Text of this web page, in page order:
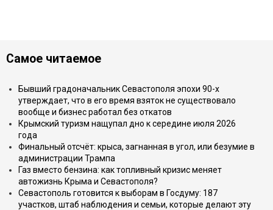
Самое читаемое
Бывший градоначальник Севастополя эпохи 90-х
утверждает, что в его время взяток не существовало
вообще и бизнес работал без откатов
Крымский туризм нащупал дно к середине июля 2026
года
Финальный отсчёт: крыса, загнанная в угол, или безумие в
администрации Трампа
Газ вместо бензина: как топливный кризис меняет
автожизнь Крыма и Севастополя?
Севастополь готовится к выборам в Госдуму: 187
участков, штаб наблюдения и семьи, которые делают эту